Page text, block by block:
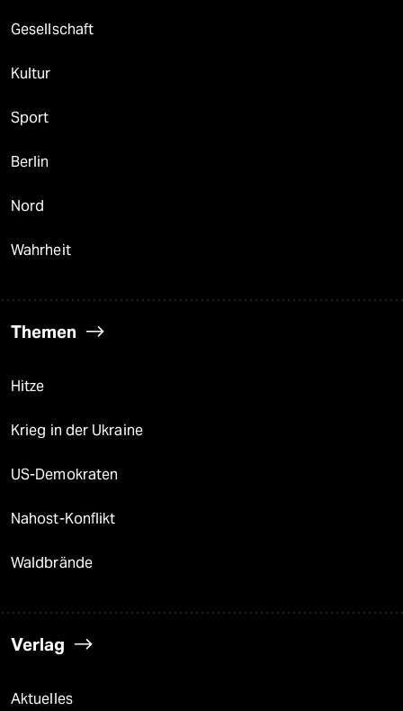
Gesellschaft
Kultur
Sport
Berlin
Nord
Wahrheit
Themen
Hitze
Krieg in der Ukraine
US-Demokraten
Nahost-Konflikt
Waldbrände
Verlag
Aktuelles